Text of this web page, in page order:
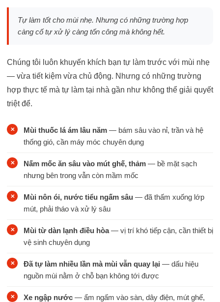
Tự làm tốt cho mùi nhẹ. Nhưng có những trường hợp
càng cố tự xử lý càng tốn công mà không hết.
Chúng tôi luôn khuyến khích bạn tự làm trước với mùi nhẹ
— vừa tiết kiệm vừa chủ động. Nhưng có những trường
hợp thực tế mà tự làm tại nhà gần như không thể giải quyết
triệt để.
Mùi thuốc lá ám lâu năm — bám sâu vào nỉ, trần và hệ
thống gió, cần máy móc chuyên dụng
Nấm mốc ăn sâu vào mút ghế, thảm — bề mặt sạch
nhưng bên trong vẫn còn mầm mốc
Mùi nôn ói, nước tiểu ngấm sâu — đã thấm xuống lớp
mút, phải tháo và xử lý sâu
Mùi từ dàn lạnh điều hòa— vị trí khó tiếp cận, cần thiết bị
vệ sinh chuyên dụng
Đã tự làm nhiều lần mà mùi vẫn quay lại — dấu hiệu
nguồn mùi nằm ở chỗ bạn không tới được
Xe ngập nước — ẩm ngấm vào sàn, dây điện, mút ghế,